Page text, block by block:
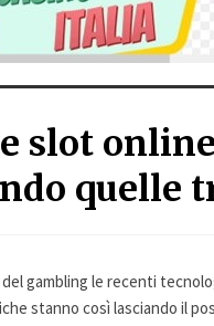
slot
quelle
gambling le recenti
stanno così lasciando il